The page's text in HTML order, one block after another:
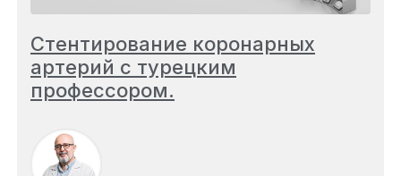
Стентирование коронарных
артерий с турецким
профессором.